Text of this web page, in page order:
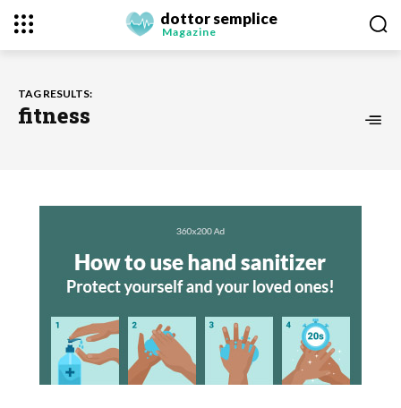
dottor semplice
Magazine
TAG RESULTS:
fitness